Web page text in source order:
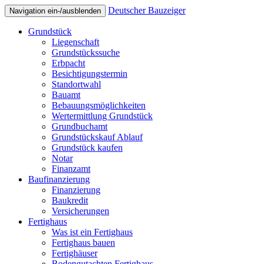
Navigation ein-/ausblenden Deutscher Bauzeiger
Grundstück
Liegenschaft
Grundstückssuche
Erbpacht
Besichtigungstermin
Standortwahl
Bauamt
Bebauungsmöglichkeiten
Wertermittlung Grundstück
Grundbuchamt
Grundstückskauf Ablauf
Grundstück kaufen
Notar
Finanzamt
Baufinanzierung
Finanzierung
Baukredit
Versicherungen
Fertighaus
Was ist ein Fertighaus
Fertighaus bauen
Fertighäuser